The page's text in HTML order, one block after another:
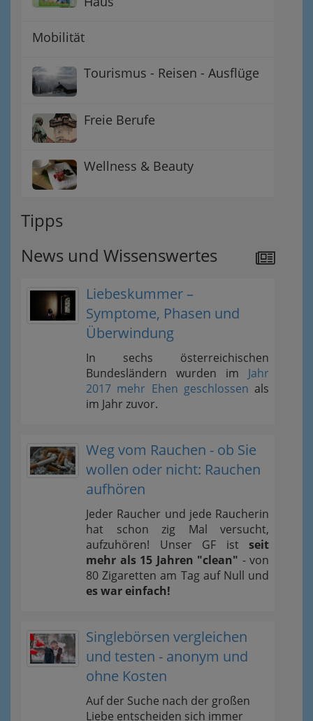
Mobilität
Tourismus - Reisen - Ausflüge
Freie Berufe
Wellness & Beauty
Tipps
News und Wissenswertes
Liebeskummer –
Symptome, Phasen und
Überwindung
In sechs österreichischen
Bundesländern wurden im Jahr
2017 mehr Ehen geschlossen als
im Jahr zuvor.
Weg vom Rauchen - ob Sie
wollen oder nicht: Rauchen
aufhören
Jeder Raucher und jede Raucherin
hat schon zig Mal versucht,
aufzuhören! Unser GF ist seit
mehr als 15 Jahren "clean" - von
80 Zigaretten am Tag auf Null und
es war einfach!
Singlebörsen vergleichen
und testen - anonym und
ohne Kosten
Auf der Suche nach der großen
Liebe entscheiden sich immer